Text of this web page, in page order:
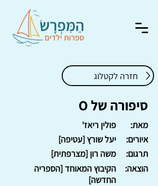
חזרה לקטלוג
סיפורה של O
פולין ריאז'
מאת:
יעל שורץ [עטיפה]
איורים:
משה רון [מצרפתית]
תרגום:
הקיבוץ המאוחד [הספריה
החדשה]
הוצאה: